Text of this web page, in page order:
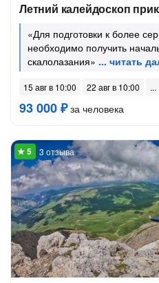
Летний калейдоскоп
«Для подготовки к более
необходимо получить
скалолазания»
15 авг в 10:00 22 авг в 10:00
93 000 ₽за человека
3 отзыва